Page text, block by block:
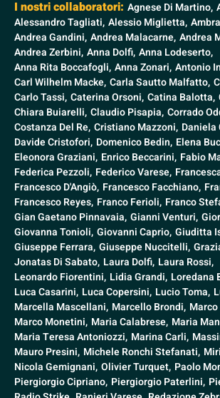
I nostri collaboratori: Agnese Di Martino,
Alessandro Tagliati, Alessio Miglietta,
Andrea Gandini, Andrea Malacarne, Andrea
Andrea Zerbini, Anna Dolfi, Anna Lodeserto,
Anna Rita Boccafogli, Anna Zonari, Antonio
Carl Wilhelm Macke, Carla Sautto Malfatto,
Carlo Tassi, Caterina Orsoni, Catina Balotta,
Chiara Buiarelli, Claudio Pisapia, Corrado
Costanza Del Re, Cristiano Mazzoni, Daniela
Davide Cristofori, Domenico Bedin, Elena
Eleonora Graziani, Enrico Beccarini, Fabio
Federica Pezzoli, Federico Varese,
Francesco D'Angiò, Francesco Facchiano,
Francesco Reyes, Franco Ferioli, Franco
Gian Gaetano Pinnavaia, Gianni Venturi,
Giovanna Tonioli, Giovanni Caprio, Giuditta
Giuseppe Ferrara, Giuseppe Nuccitelli,
Jonatas Di Sabato, Laura Dolfi, Laura Rossi,
Leonardo Fiorentini, Lidia Grandi, Loredana
Luca Casarini, Luca Copersini, Lucio Toma,
Marcella Mascellani, Marcello Brondi,
Marco Monetini, Maria Calabrese, Maria
Maria Teresa Antoniozzi, Marina Carli,
Mauro Presini, Michele Ronchi Stefanati,
Nicola Gemignani, Olivier Turquet, Paolo
Piergiorgio Cipriano, Piergiorgio Paterlini,